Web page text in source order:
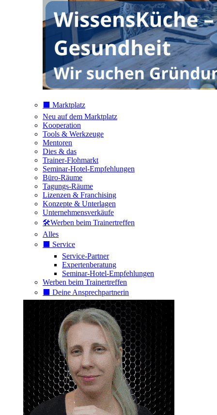
⬛️ Marktplatz
Neu auf dem Marktplatz
Kooperation
Tools & Werkzeuge
Mentoren
Dies & das
Trainer-Flohmarkt
Seminar-Hotel-Empfehlungen
Büro-Räume
Tagungs-Räume
Lizenzen & Franchising
Konzepte & Unterlagen
Unternehmensverkäufe
🛠️Werben beim Trainertreffen
Alles
⬛️ Service
Service-Partner
Expertenberatung
Seminar-Hotel-Empfehlungen
Werben beim Trainertreffen
⬛️ Deine Ansprechpartnerin